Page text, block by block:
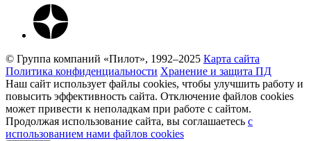
© Группа компаний «Пилот», 1992–2025 Карта сайта
Политика конфиденциальности Хранение и защита ПД
Наш сайт использует файлы cookies, чтобы улучшить работу и
повысить эффективность сайта. Отключение файлов cookies
может привести к неполадкам при работе с сайтом.
Продолжая использование сайта, вы соглашаетесь c
использованием нами файлов cookies